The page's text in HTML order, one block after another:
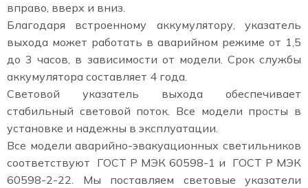
вправо, вверх и вниз.
Благодаря встроенному аккумулятору, указатель
выхода может работать в аварийном режиме от 1,5
до 3 часов, в зависимости от модели. Срок службы
аккумулятора составляет 4 года.
Световой указатель выхода обеспечивает
стабильный световой поток. Все модели просты в
установке и надежны в эксплуатации.
Все модели аварийно-эвакуационных светильников
соответствуют ГОСТ Р МЭК 60598-1 и ГОСТ Р МЭК
60598-2-22. Мы поставляем световые указатели